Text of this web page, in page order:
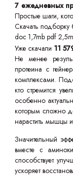
7 ежедневных
Простые шаги,
Скачать подборку
doc 1,7mb pdf
Уже скачали 11
Не менее
протеина с
комплексами.
кто стремится
особенно
которым сложно
нарастить мышцы
Значительный
вместе с
способствует
ускоряет